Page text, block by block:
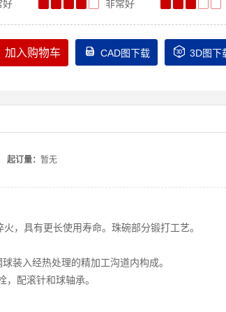
好
非常好
加入购物车  CAD图下载  3D图下
起订量： 暂无
，具有更长使用寿命。珠碗部分锻打工艺。
装入经热处理的精加工沟道内构成。
配滚针和球轴承。